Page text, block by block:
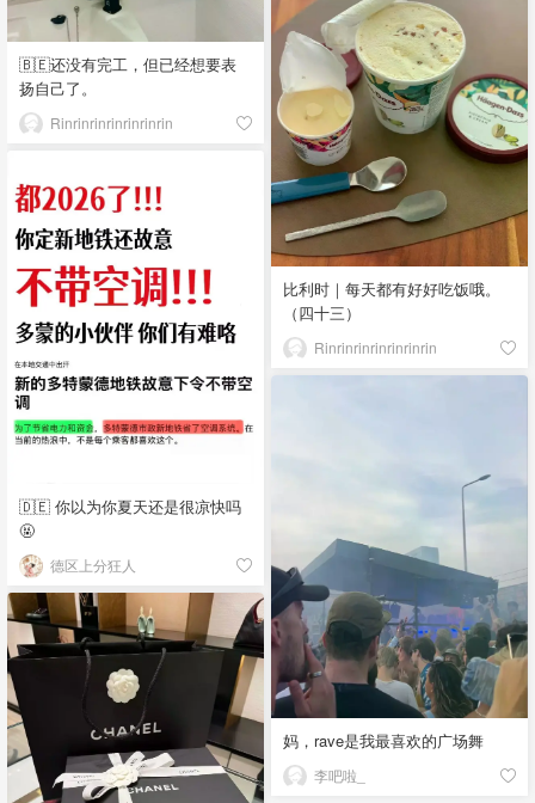
🇧🇪还没有完工，但已经想要表
扬自己了。
Rinrinrinrinrinrinrin
比利时｜每天都有好好吃饭哦。
（四十三）
Rinrinrinrinrinrinrin
🇩🇪 你以为你夏天还是很凉快吗
🤬
德区上分狂人
妈，rave是我最喜欢的广场舞
李吧啦_